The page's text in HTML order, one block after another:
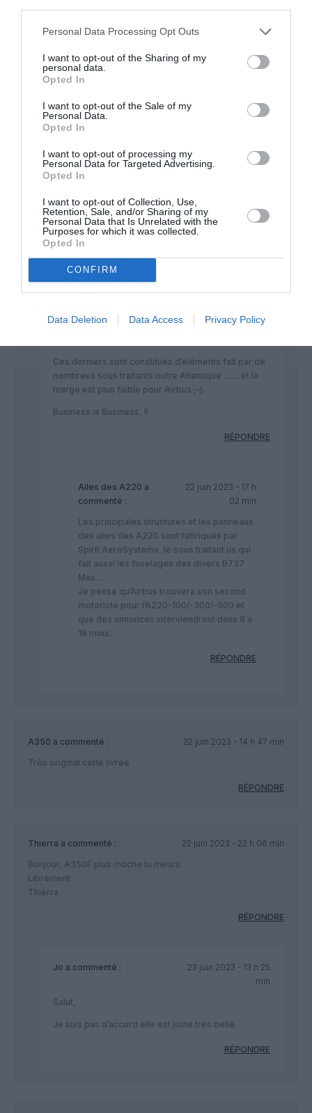
Personal Data Processing Opt Outs
I want to opt-out of the Sharing of my
personal data.
Opted In
I want to opt-out of the Sale of my
Personal Data.
Opted In
I want to opt-out of processing my
Personal Data for Targeted Advertising.
Opted In
I want to opt-out of Collection, Use,
Retention, Sale, and/or Sharing of my
Personal Data that Is Unrelated with the
Purposes for which it was collected.
Opted In
CONFIRM
Data Deletion Data Access Privacy Policy
Après le Beluga et son “happy face”, voici le “colis A35OF”
Dommage, mais prévisible pur l’A220-500.
En creux, faut-il craindre un slogan du type:
“pas de nouveau motoriste, pas de nouvelle liste” ?
Airbus se doit de faire miroiter au motoriste potentiel un
nouvel appareil et les commandes qui vont avec, faute de
De quoi, également aiguillonner l’américain et le pousser
(davantage) à se remettre en ordre de marche.
GVA1112
Airbus a peut être un autre intérêt.
usines Airbus (aussi les éléments pour Mobile et
Tanjin) et la plus-value pour le constructeur est plus
Ces derniers sont constitués d’éléments fait par de
nombreux sous traitants outre Atlantique …… et la
marge est plus faible pour Airbus ;-).
Business is Business, !!
RÉPONDRE
Ailes des A220 a
commenté :
22 juin 2023 - 17 h
02 min
Les principales structures et les panneaux
des ailes des A220 sont fabriqués par
Spirit AeroSystems, le sous traitant us qui
fait aussi les fuselages des divers B737
Max….
Je pense qu’Airbus trouvera son second
motoriste pour l’A220-100/-300/-500 et
que des annonces interviendront dans 6 à
18 mois.
RÉPONDRE
A350 a commenté :
22 juin 2023 - 14 h 47 min
Très original cette livrée
RÉPONDRE
Thierra a commenté :
22 juin 2023 - 22 h 06 min
Bonjour, A350F plus moche tu meurs.
Librement
Thierra
RÉPONDRE
Jo a commenté :
23 juin 2023 - 13 h 25
min
Salut,
Je suis pas d’accord elle est juste très belle.
RÉPONDRE